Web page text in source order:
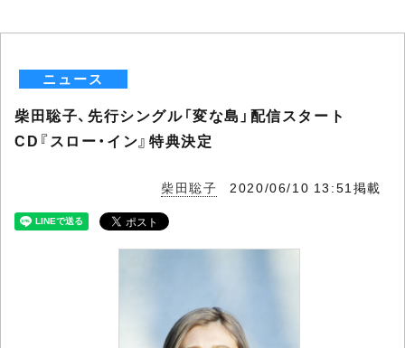
ニュース
柴田聡子、先行シングル「変な島」配信スタート
CD『スロー・イン』特典決定
柴田聡子 2020/06/10 13:51掲載